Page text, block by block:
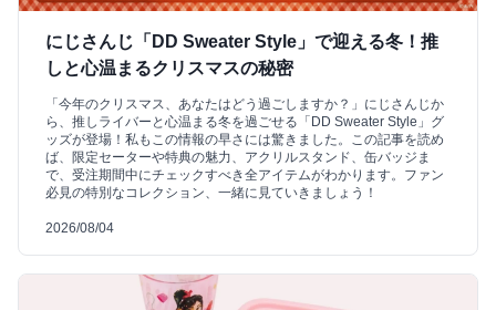
にじさんじ「DD Sweater Style」で迎える冬！推
しと心温まるクリスマスの秘密
「今年のクリスマス、あなたはどう過ごしますか？」にじさんじか
ら、推しライバーと心温まる冬を過ごせる「DD Sweater Style」グ
ッズが登場！私もこの情報の早さには驚きました。この記事を読め
ば、限定セーターや特典の魅力、アクリルスタンド、缶バッジま
で、受注期間中にチェックすべき全アイテムがわかります。ファン
必見の特別なコレクション、一緒に見ていきましょう！
2026/08/04